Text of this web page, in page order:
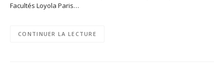
Facultés Loyola Paris…
CONTINUER LA LECTURE